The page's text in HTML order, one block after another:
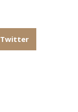
Twitter